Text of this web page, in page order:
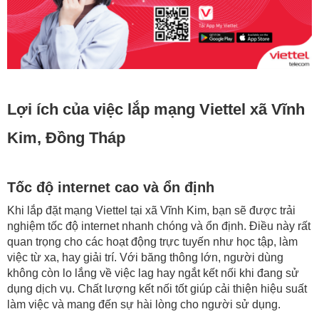
Lợi ích của việc lắp mạng Viettel xã Vĩnh
Kim, Đồng Tháp
Tốc độ internet cao và ổn định
Khi lắp đặt mạng Viettel tại xã Vĩnh Kim, bạn sẽ được trải
nghiệm tốc độ internet nhanh chóng và ổn định. Điều này rất
quan trọng cho các hoạt động trực tuyến như học tập, làm
việc từ xa, hay giải trí. Với băng thông lớn, người dùng
không còn lo lắng về việc lag hay ngắt kết nối khi đang sử
dụng dịch vụ. Chất lượng kết nối tốt giúp cải thiện hiệu suất
làm việc và mang đến sự hài lòng cho người sử dụng.